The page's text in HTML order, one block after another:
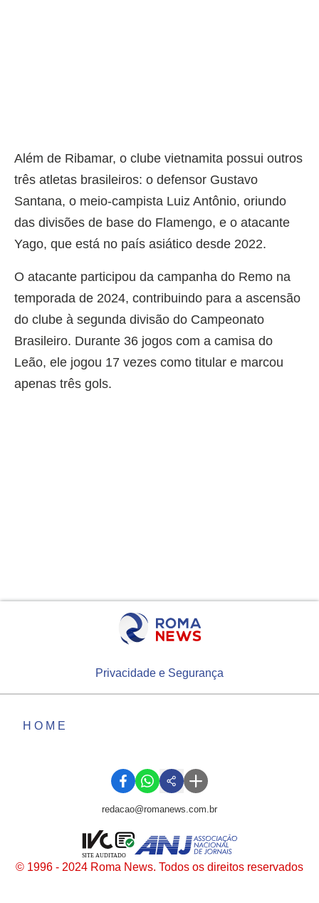
Além de Ribamar, o clube vietnamita possui outros
três atletas brasileiros: o defensor Gustavo
Santana, o meio-campista Luiz Antônio, oriundo
das divisões de base do Flamengo, e o atacante
Yago, que está no país asiático desde 2022.
O atacante participou da campanha do Remo na
temporada de 2024, contribuindo para a ascensão
do clube à segunda divisão do Campeonato
Brasileiro. Durante 36 jogos com a camisa do
Leão, ele jogou 17 vezes como titular e marcou
apenas três gols.
Privacidade e Segurança
HOME
redacao@romanews.com.br
© 1996 - 2024 Roma News. Todos os direitos reservados
SITE AUDITADO